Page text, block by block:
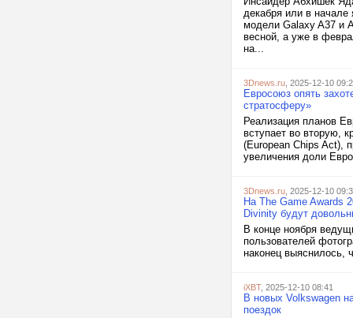
декабря или в
модели Galaxy A37 и
весной, а уже в
на...
3Dnews.ru , 2025-12-10
Евросоюз опять
стратосферу»
Реализация планов
вступает во вторую,
(European Chips Act),
увеличения доли
3Dnews.ru , 2025-12-10
На The Game Awards
Divinity будут
В конце ноября
пользователей
наконец выяснилось,
iXBT, 2025-12-10 08:41
В новых Volkswagen
поездок